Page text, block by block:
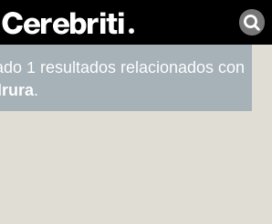
1 resultados relacionados con
.